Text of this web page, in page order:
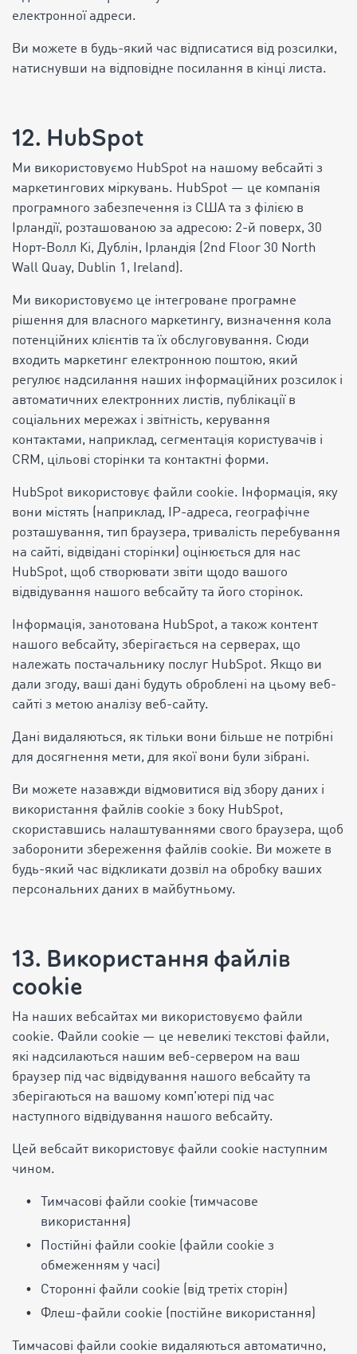
електронної адреси.
Ви можете в будь-який час відписатися від розсилки,
натиснувши на відповідне посилання в кінці листа.
12. HubSpot
Ми використовуємо HubSpot на нашому вебсайті з
маркетингових міркувань. HubSpot — це компанія
програмного забезпечення із США та з філією в
Ірландії, розташованою за адресою: 2-й поверх, 30
Норт-Волл Кі, Дублін, Ірландія (2nd Floor 30 North
Wall Quay, Dublin 1, Ireland).
Ми використовуємо це інтегроване програмне
рішення для власного маркетингу, визначення кола
потенційних клієнтів та їх обслуговування. Сюди
входить маркетинг електронною поштою, який
регулює надсилання наших інформаційних розсилок і
автоматичних електронних листів, публікації в
соціальних мережах і звітність, керування
контактами, наприклад, сегментація користувачів і
CRM, цільові сторінки та контактні форми.
HubSpot використовує файли cookie. Інформація, яку
вони містять (наприклад, IP-адреса, географічне
розташування, тип браузера, тривалість перебування
на сайті, відвідані сторінки) оцінюється для нас
HubSpot, щоб створювати звіти щодо вашого
відвідування нашого вебсайту та його сторінок.
Інформація, занотована HubSpot, а також контент
нашого вебсайту, зберігається на серверах, що
належать постачальнику послуг HubSpot. Якщо ви
дали згоду, ваші дані будуть оброблені на цьому веб-
сайті з метою аналізу веб-сайту.
Дані видаляються, як тільки вони більше не потрібні
для досягнення мети, для якої вони були зібрані.
Ви можете назавжди відмовитися від збору даних і
використання файлів cookie з боку HubSpot,
скориставшись налаштуваннями свого браузера, щоб
заборонити збереження файлів cookie. Ви можете в
будь-який час відкликати дозвіл на обробку ваших
персональних даних в майбутньому.
13. Використання файлів
cookie
На наших вебсайтах ми використовуємо файли
cookie. Файли cookie — це невеликі текстові файли,
які надсилаються нашим веб-сервером на ваш
браузер під час відвідування нашого вебсайту та
зберігаються на вашому комп'ютері під час
наступного відвідування нашого вебсайту.
Цей вебсайт використовує файли cookie наступним
чином.
Тимчасові файли cookie (тимчасове
використання)
Постійні файли cookie (файли cookie з
обмеженням у часі)
Сторонні файли cookie (від третіх сторін)
Флеш-файли cookie (постійне використання)
Тимчасові файли cookie видаляються автоматично,